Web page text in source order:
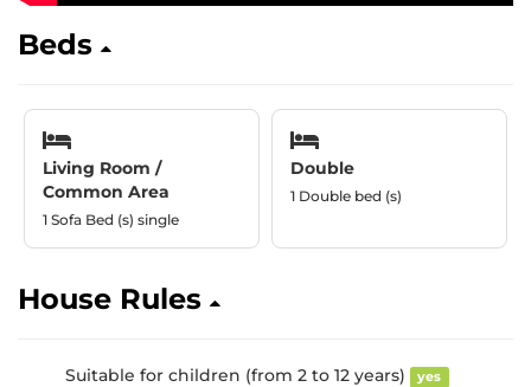
Beds
Living Room /
Common Area
1 Sofa Bed (s) single
Double
1 Double bed (s)
House Rules
Suitable for children (from 2 to 12 years) yes